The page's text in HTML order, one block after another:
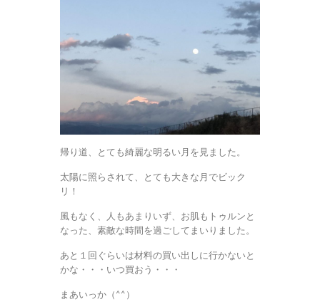
帰り道、とても綺麗な明るい月を見ました。
太陽に照らされて、とても大きな月でビック
リ！
風もなく、人もあまりいず、お肌もトゥルンと
なった、素敵な時間を過ごしてまいりました。
あと１回ぐらいは材料の買い出しに行かないと
かな・・・いつ買おう・・・
まあいっか（^^）